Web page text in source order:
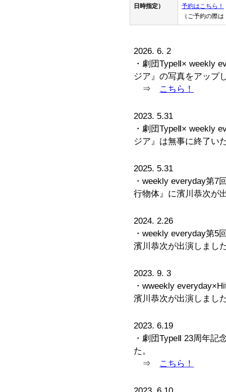
日時指定）
予約はこちら！
（ご予約の際
2026. 6. 2
・劇団TypeⅡ× weekly
ジア』の写真をアップ
⇒ こちら！
2023. 5.31
・劇団TypeⅡ× weekly
ジア』は無事に終了い
2025. 5.31
・weekly everyday第7
行物体』に濱川恭次が
2024. 2.26
・weekly everyday第5
濱川恭次が出演しまし
2023. 9. 3
・wweekly
濱川恭次が出演しまし
2023. 6.19
・劇団TypeⅡ 23周年
た。
⇒ こちら！